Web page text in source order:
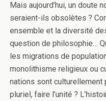
Mais aujourd’hui, un doute
seraient-ils obsolètes ?
ensemble et la diversité
question de philosophie…
les migrations de
monolithisme religieux ou
nations sont culturellement
pluriel, faire l’unité ?